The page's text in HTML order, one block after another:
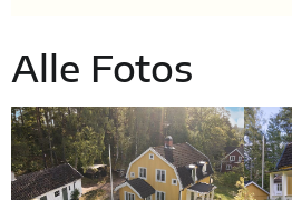
Alle Fotos